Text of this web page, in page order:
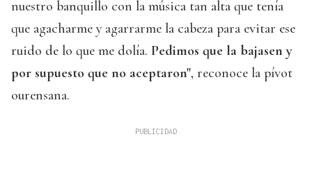
nuestro banquillo con la música tan alta que tenía
que agacharme y agarrarme la cabeza para evitar ese
ruido de lo que me dolía. Pedimos que la bajasen y
por supuesto que no aceptaron", reconoce la pívot
ourensana.